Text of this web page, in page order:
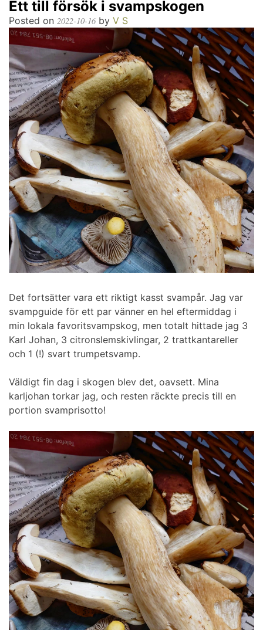
Ett till försök i svampskogen
Posted on 2022-10-16 by V S
Det fortsätter vara ett riktigt kasst svampår. Jag var
svampguide för ett par vänner en hel eftermiddag i
min lokala favoritsvampskog, men totalt hittade jag 3
Karl Johan, 3 citronslemskivlingar, 2 trattkantareller
och 1 (!) svart trumpetsvamp.
Väldigt fin dag i skogen blev det, oavsett. Mina
karljohan torkar jag, och resten räckte precis till en
portion svamprisotto!